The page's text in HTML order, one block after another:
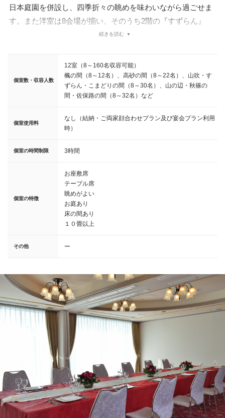
日本庭園を併設し、四季折々の眺めを味わいながら過ごせま
す。また洋室は8会場が揃い、そのうち2階の『すずらん』
『山吹』は、部屋の南側が全面ガラス張りの自然光が注がれ
ケーションで、和やかな雰囲気に包まれた顔合わせ・結納を
執り行えます。
続きを読む
個室数・収容人数
12室（8～160名収容可能）
楓の間（8～12名）、高砂の間（8～22名）、山吹・す
ずらん・こまどりの間（8～30名）、山の辺・秋篠の
間・佐保路の間（8～32名）など
個室使用料
なし（結納・ご両家顔合わせプラン及び宴会プラン利用
時）
個室の時間制限 3時間
個室の特徴
お座敷席
テーブル席
眺めがよい
お庭あり
床の間あり
１０畳以上
その他 ー